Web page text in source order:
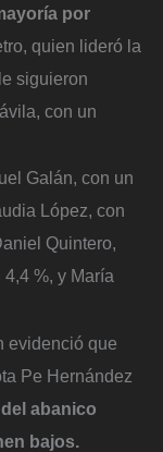
por
quien lideró la
siguieron
con un
Galán, con un
López, con
Quintero,
%, y María
evidenció que
Pe Hernández
abanico
bajos.